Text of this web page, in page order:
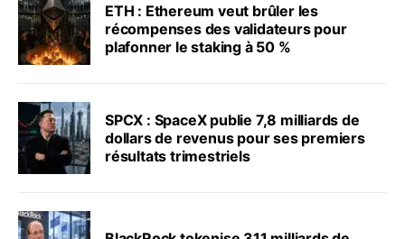
ETH : Ethereum veut brûler les
récompenses des validateurs pour
plafonner le staking à 50 %
SPCX : SpaceX publie 7,8 milliards de
dollars de revenus pour ses premiers
résultats trimestriels